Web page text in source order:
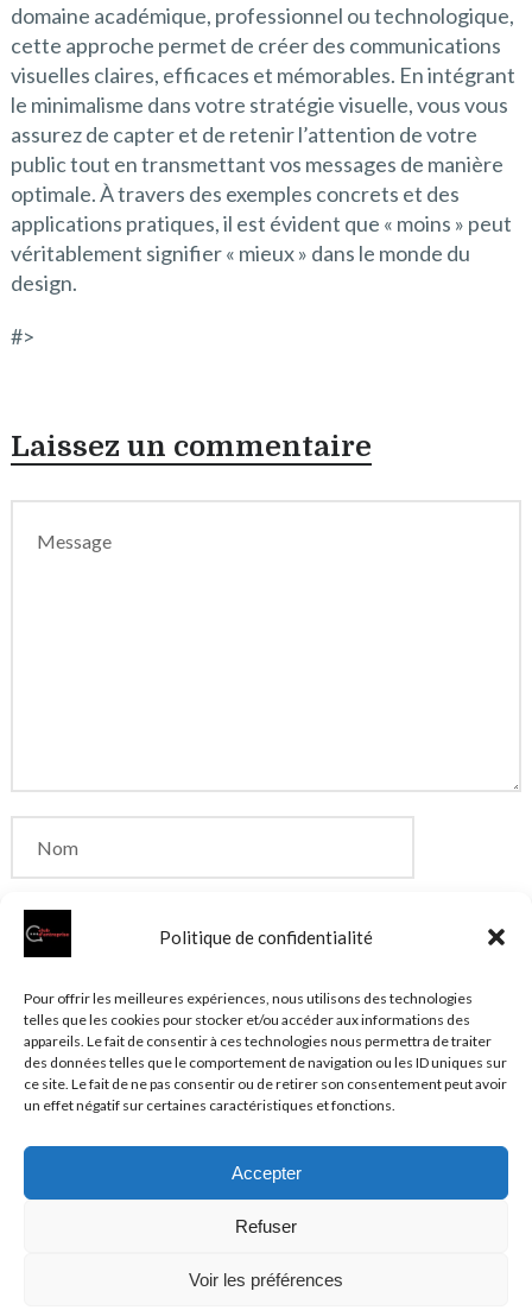
Politique de confidentialité
Pour offrir les meilleures expériences, nous utilisons des technologies
telles que les cookies pour stocker et/ou accéder aux informations des
appareils. Le fait de consentir à ces technologies nous permettra de traiter
des données telles que le comportement de navigation ou les ID uniques sur
ce site. Le fait de ne pas consentir ou de retirer son consentement peut avoir
un effet négatif sur certaines caractéristiques et fonctions.
Accepter
Refuser
Voir les préférences
domaine académique, professionnel ou technologique,
cette approche permet de créer des communications
visuelles claires, efficaces et mémorables. En intégrant
le minimalisme dans votre stratégie visuelle, vous vous
assurez de capter et de retenir l’attention de votre
public tout en transmettant vos messages de manière
optimale. À travers des exemples concrets et des
applications pratiques, il est évident que « moins » peut
véritablement signifier « mieux » dans le monde du
design.
#>
Laissez un commentaire
Enregistrer mon nom, mon e-mail et mon site dans
le navigateur pour mon prochain commentaire.
Actualité au sens large
Plan du site